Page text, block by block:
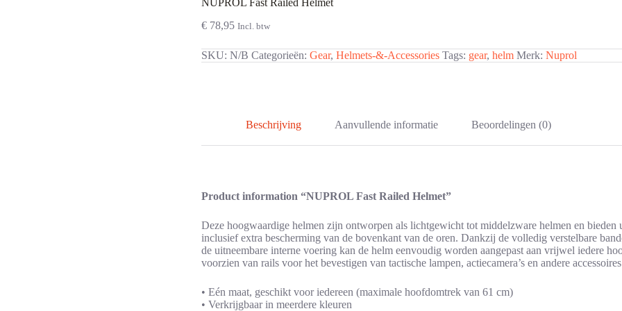
NUPROL Fast Railed Helmet
€ 78,95 Incl. btw
SKU:N/B Categorieën:Gear,Helmets-&-Accessories Tags: gear,helm Merk:Nuprol
Beschrijving Aanvullende informatie Beoordelingen (0)
Product information “NUPROL Fast Railed Helmet”
Deze hoogwaardige helmen zijn ontworpen als lichtgewicht tot middelzware helmen en bieden
inclusief extra bescherming van de bovenkant van de oren. Dankzij de volledig verstelbare
de uitneembare interne voering kan de helm eenvoudig worden aangepast aan vrijwel iedere
voorzien van rails voor het bevestigen van tactische lampen, actiecamera’s en andere
• Eén maat, geschikt voor iedereen (maximale hoofdomtrek van 61 cm)
• Verkrijgbaar in meerdere kleuren